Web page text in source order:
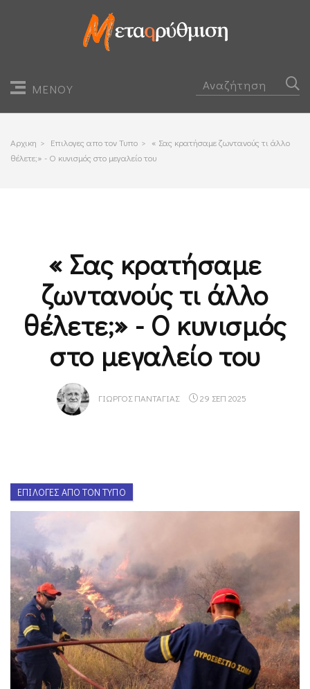
ΜΕΝΟΥ
Αρχικη > Επιλογες απο τον Τυπο > « Σας κρατήσαμε ζωντανούς τι άλλο
θέλετε;» - Ο κυνισμός στο μεγαλείο του
« Σας κρατήσαμε
ζωντανούς τι άλλο
θέλετε;» - Ο κυνισμός
στο μεγαλείο του
ΓΙΏΡΓΟΣ ΠΑΝΤΑΓΙΆΣ 29 ΣΕΠ 2025
ΕΠΙΛΟΓΈΣ ΑΠΌ ΤΟΝ ΤΎΠΟ